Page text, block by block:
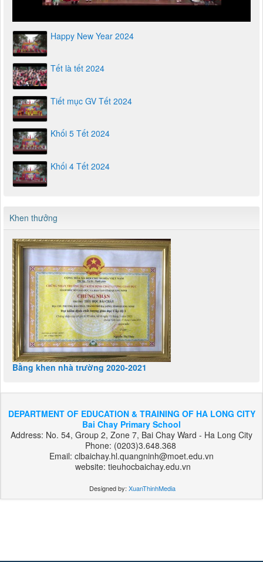
Happy New Year 2024
Tết là tết 2024
Tiết mục GV Tết 2024
Khối 5 Tết 2024
Khối 4 Tết 2024
Khen thưởng
Bằng khen nhà trường 2020-2021
DEPARTMENT OF EDUCATION & TRAINING OF HA LONG CITY
Bai Chay Primary School
Address: No. 54, Group 2, Zone 7, Bai Chay Ward - Ha Long City
Phone: (0203)3.648.368
Email: clbaichay.hl.quangninh@moet.edu.vn
website: tieuhocbaichay.edu.vn
Designed by: XuanThinhMedia
بت